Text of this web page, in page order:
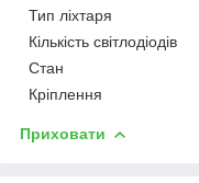
Тип ліхтаря
Кількість світлодіодів
Стан
Кріплення
Приховати